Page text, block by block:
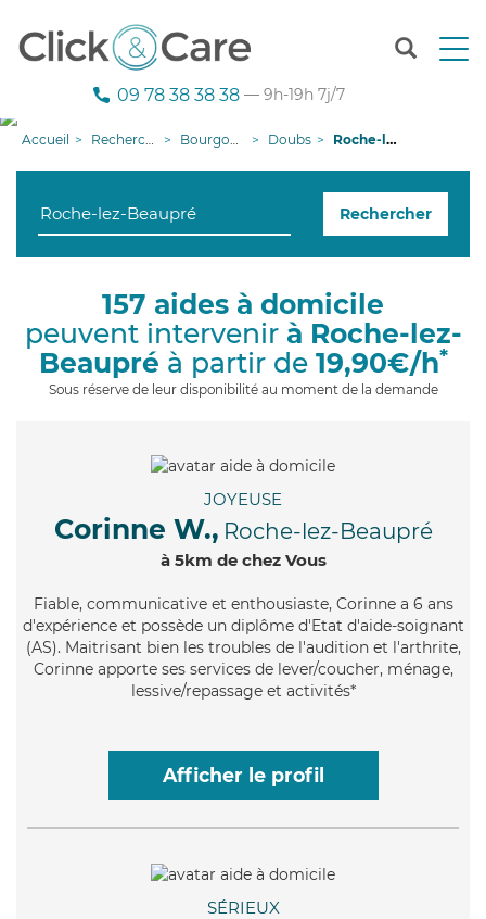
T
n
g
i
09 78 38 38 38 — 9h-19h 7j/7
Accueil Recherche aide à domicile Bourgogne-Franche-Comté Doubs Roche-lez-Beaupré
Rechercher
157 aides à domicile
peuvent intervenir à Roche-lez-
Beaupré à partir de 19,90€/h*
Sous réserve de leur disponibilité au moment de la demande
JOYEUSE
Corinne W., Roche-lez-Beaupré
à 5km de chez Vous
Fiable, communicative et enthousiaste, Corinne a 6 ans
d'expérience et possède un diplôme d'Etat d'aide-soignant
(AS). Maitrisant bien les troubles de l'audition et l'arthrite,
Corinne apporte ses services de lever/coucher, ménage,
lessive/repassage et activités*
Afficher le profil
SÉRIEUX